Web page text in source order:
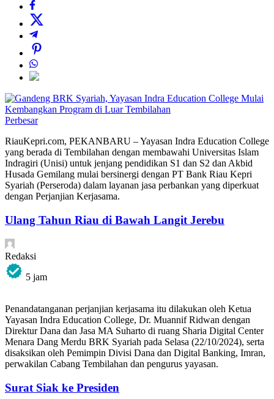
Perbesar
RiauKepri.com, PEKANBARU – Yayasan Indra Education College
yang berada di Tembilahan dengan membawahi Universitas Islam
Indragiri (Unisi) untuk jenjang pendidikan S1 dan S2 dan Akbid
Husada Gemilang mulai bersinergi dengan PT Bank Riau Kepri
Syariah (Perseroda) dalam layanan jasa perbankan yang diperkuat
dengan Perjanjian Kerjasama.
Ulang Tahun Riau di Bawah Langit Jerebu
Redaksi
5 jam
Penandatanganan perjanjian kerjasama itu dilakukan oleh Ketua
Yayasan Indra Education College, Dr. Muannif Ridwan dengan
Direktur Dana dan Jasa MA Suharto di ruang Sharia Digital Center
Menara Dang Merdu BRK Syariah pada Selasa (22/10/2024), serta
disaksikan oleh Pemimpin Divisi Dana dan Digital Banking, Imran,
perwakilan Cabang Tembilahan dan pengurus yayasan.
Surat Siak ke Presiden